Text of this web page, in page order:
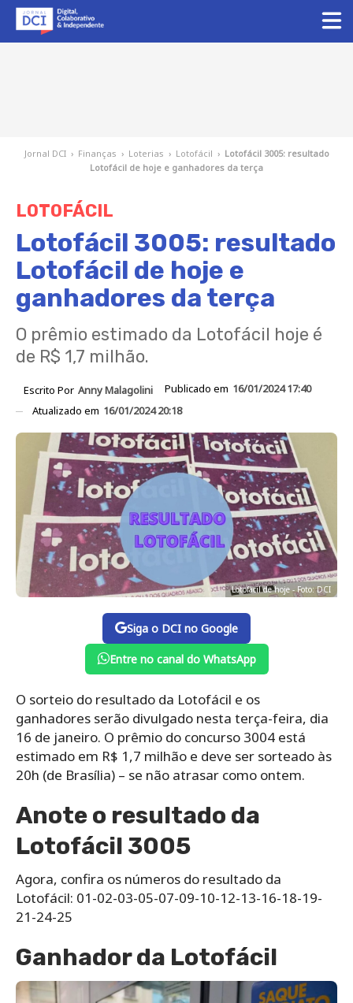
Jornal DCI › Finanças › Loterias › Lotofácil › Lotofácil 3005: resultado
Lotofácil de hoje e ganhadores da terça
LOTOFÁCIL
Lotofácil 3005: resultado
Lotofácil de hoje e
ganhadores da terça
O prêmio estimado da Lotofácil hoje é
de R$ 1,7 milhão.
Escrito Por Anny Malagolini Publicado em 16/01/2024 17:40
Atualizado em 16/01/2024 20:18
Lotofácil de hoje - Foto: DCI
Siga o DCI no Google
Entre no canal do WhatsApp
O sorteio do resultado da Lotofácil e os
ganhadores serão divulgado nesta terça-feira, dia
16 de janeiro. O prêmio do concurso 3004 está
estimado em R$ 1,7 milhão e deve ser sorteado às
20h (de Brasília) – se não atrasar como ontem.
Anote o resultado da
Lotofácil 3005
Agora, confira os números do resultado da
Lotofácil: 01-02-03-05-07-09-10-12-13-16-18-19-
21-24-25
Ganhador da Lotofácil